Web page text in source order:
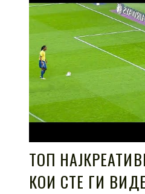
ТОП
КОИ СТЕ ГИ